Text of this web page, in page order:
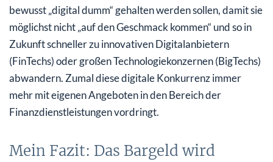
bewusst „digital dumm“ gehalten werden sollen, damit sie
möglichst nicht „auf den Geschmack kommen“ und so in
Zukunft schneller zu innovativen Digitalanbietern
(FinTechs) oder großen Technologiekonzernen (BigTechs)
abwandern. Zumal diese digitale Konkurrenz immer
mehr mit eigenen Angeboten in den Bereich der
Finanzdienstleistungen vordringt.
Mein Fazit: Das Bargeld wird